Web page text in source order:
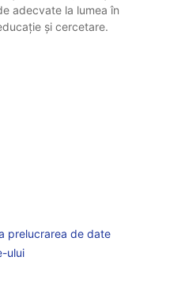
adecvate la lumea în
și cercetare.
prelucrarea de date
ului